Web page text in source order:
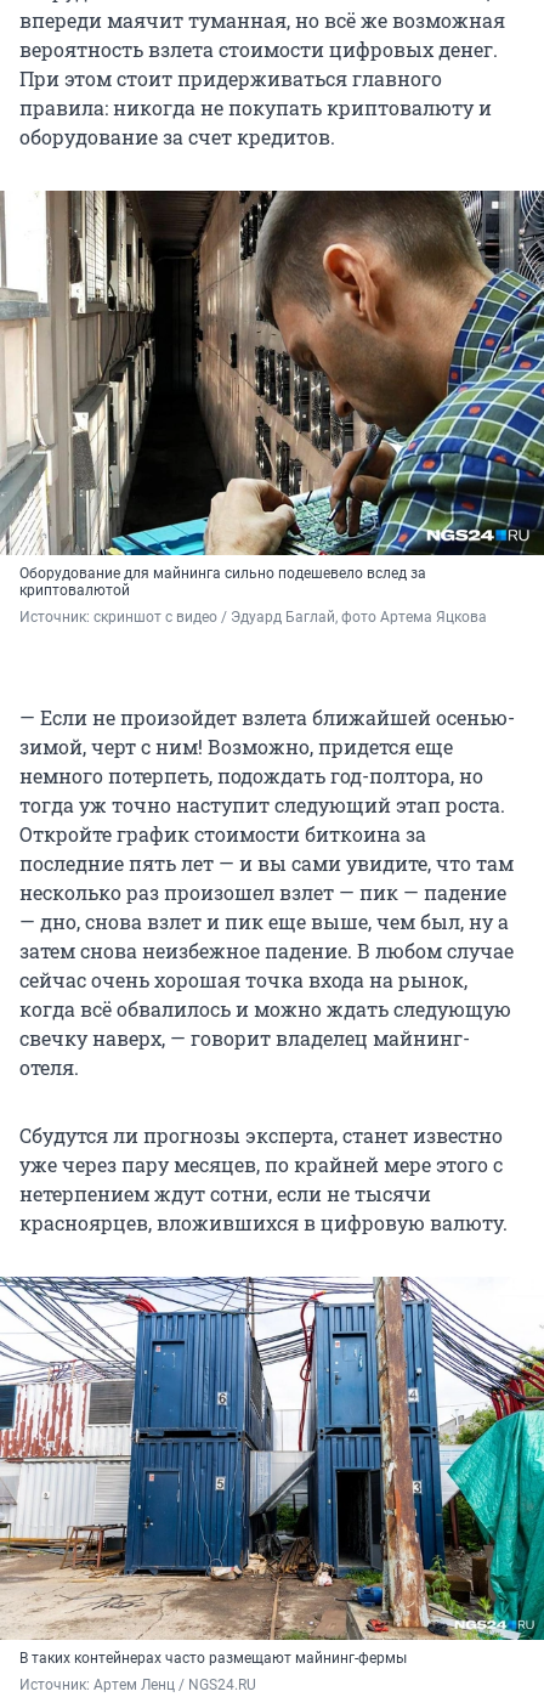
впереди маячит туманная, но всё же возможная
вероятность взлета стоимости цифровых денег.
При этом стоит придерживаться главного
правила: никогда не покупать криптовалюту и
оборудование за счет кредитов.
Оборудование для майнинга сильно подешевело вслед за
криптовалютой
Источник: скриншот с видео / Эдуард Баглай, фото Артема Яцкова
— Если не произойдет взлета ближайшей осенью-
зимой, черт с ним! Возможно, придется еще
немного потерпеть, подождать год-полтора, но
тогда уж точно наступит следующий этап роста.
Откройте график стоимости биткоина за
последние пять лет — и вы сами увидите, что там
несколько раз произошел взлет — пик — падение
— дно, снова взлет и пик еще выше, чем был, ну а
затем снова неизбежное падение. В любом случае
сейчас очень хорошая точка входа на рынок,
когда всё обвалилось и можно ждать следующую
свечку наверх, — говорит владелец майнинг-
отеля.
Сбудутся ли прогнозы эксперта, станет известно
уже через пару месяцев, по крайней мере этого с
нетерпением ждут сотни, если не тысячи
красноярцев, вложившихся в цифровую валюту.
В таких контейнерах часто размещают майнинг-фермы
Источник: Артем Ленц / NGS24.RU